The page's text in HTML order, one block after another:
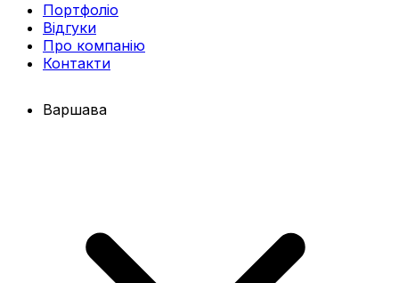
Портфоліо
Відгуки
Про компанію
Контакти
Варшава